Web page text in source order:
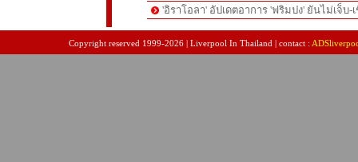
'อิราโอลา' อัปเดตอาการ 'ฟริมปง' ยันไม่เจ็บ-
Copyright reserved 1999-2026 | Liverpool In Thailand | contact :